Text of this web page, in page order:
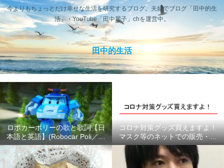
今よりもちょっとだけ幸せな生活を研究するブログ。夫婦でブログ「田中的生
活」・YouTube「田中麗子」chを運営中。
田中的生活
ロボカーポリーの歌と歌詞【日
本語と英語】(Robocar Poli／ロ
ボカーポリス)
コロナ対策グッズ買えますよ！
マスク等のネットでの販売・供
給状況のまとめ #ここにあるよ
ー